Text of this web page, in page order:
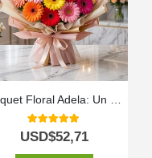
5.00 out of 5
USD$52,71